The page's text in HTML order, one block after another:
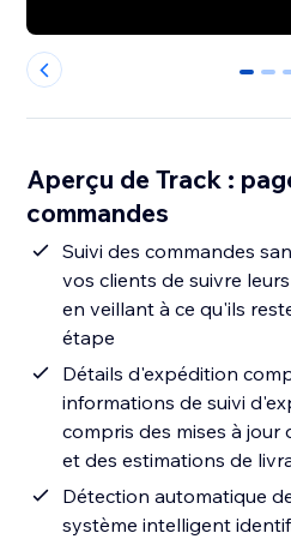
0 1 2
Aperçu de Track :
commandes
Suivi des commandes
vos clients de suivre
en veillant à ce qu'ils
étape
Détails d'expédition
informations de suivi
compris des mises à
et des estimations de
Détection automatique
système intelligent